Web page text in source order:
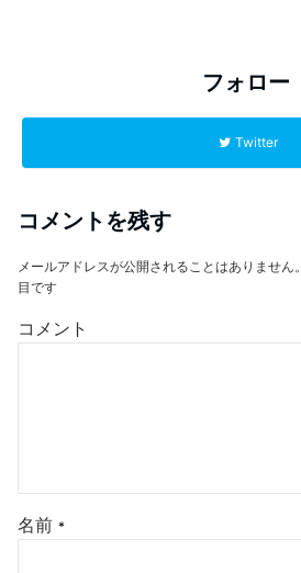
フォロー
Twitter
コメントを残す
メールアドレスが公開されることはありません。
目です
コメント
名前 *